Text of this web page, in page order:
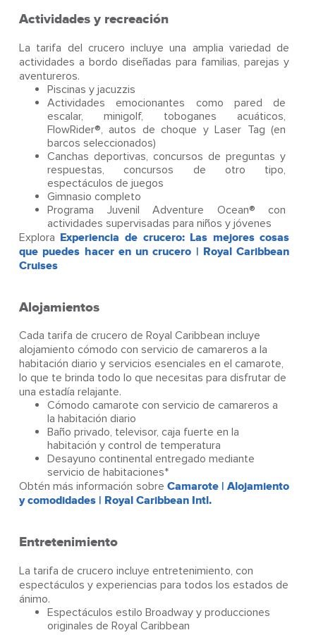
Actividades y recreación
La tarifa del crucero incluye una amplia variedad de
actividades a bordo diseñadas para familias, parejas y
aventureros.
Piscinas y jacuzzis
Actividades emocionantes como pared de
escalar, minigolf, toboganes acuáticos,
FlowRider®, autos de choque y Laser Tag (en
barcos seleccionados)
Canchas deportivas, concursos de preguntas y
respuestas, concursos de otro tipo,
espectáculos de juegos
Gimnasio completo
Programa Juvenil Adventure Ocean® con
actividades supervisadas para niños y jóvenes
Explora Experiencia de crucero: Las mejores cosas
que puedes hacer en un crucero | Royal Caribbean
Cruises
Alojamientos
Cada tarifa de crucero de Royal Caribbean incluye
alojamiento cómodo con servicio de camareros a la
habitación diario y servicios esenciales en el camarote,
lo que te brinda todo lo que necesitas para disfrutar de
una estadía relajante.
Cómodo camarote con servicio de camareros a
la habitación diario
Baño privado, televisor, caja fuerte en la
habitación y control de temperatura
Desayuno continental entregado mediante
servicio de habitaciones*
Obtén más información sobre Camarote | Alojamiento
y comodidades | Royal Caribbean Intl.
Entretenimiento
La tarifa de crucero incluye entretenimiento, con
espectáculos y experiencias para todos los estados de
ánimo.
Espectáculos estilo Broadway y producciones
originales de Royal Caribbean